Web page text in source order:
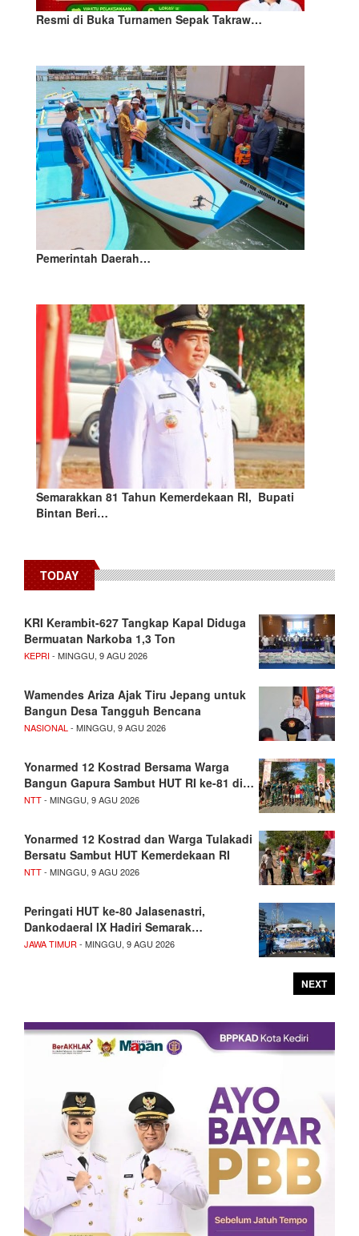
Resmi di Buka Turnamen Sepak Takraw…
Pemerintah Daerah…
Semarakkan 81 Tahun Kemerdekaan RI, Bupati
Bintan Beri…
TODAY
KRI Kerambit-627 Tangkap Kapal Diduga
Bermuatan Narkoba 1,3 Ton
KEPRI- MINGGU, 9 AGU 2026
Wamendes Ariza Ajak Tiru Jepang untuk
Bangun Desa Tangguh Bencana
NASIONAL- MINGGU, 9 AGU 2026
Yonarmed 12 Kostrad Bersama Warga
Bangun Gapura Sambut HUT RI ke-81 di…
NTT- MINGGU, 9 AGU 2026
Yonarmed 12 Kostrad dan Warga Tulakadi
Bersatu Sambut HUT Kemerdekaan RI
NTT- MINGGU, 9 AGU 2026
Peringati HUT ke-80 Jalasenastri,
Dankodaeral IX Hadiri Semarak…
JAWA TIMUR- MINGGU, 9 AGU 2026
NEXT